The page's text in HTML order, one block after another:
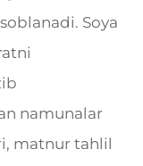
Soya
namunalar
matnur tahlil